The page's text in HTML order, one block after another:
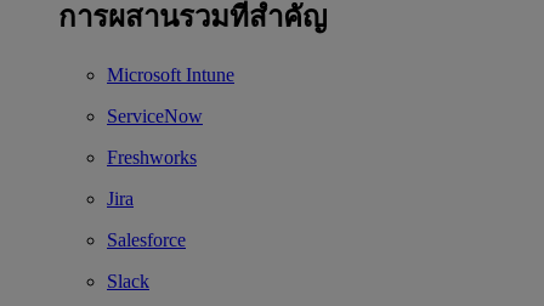
การผสานรวมที่สำคัญ
Microsoft Intune
ServiceNow
Freshworks
Jira
Salesforce
Slack